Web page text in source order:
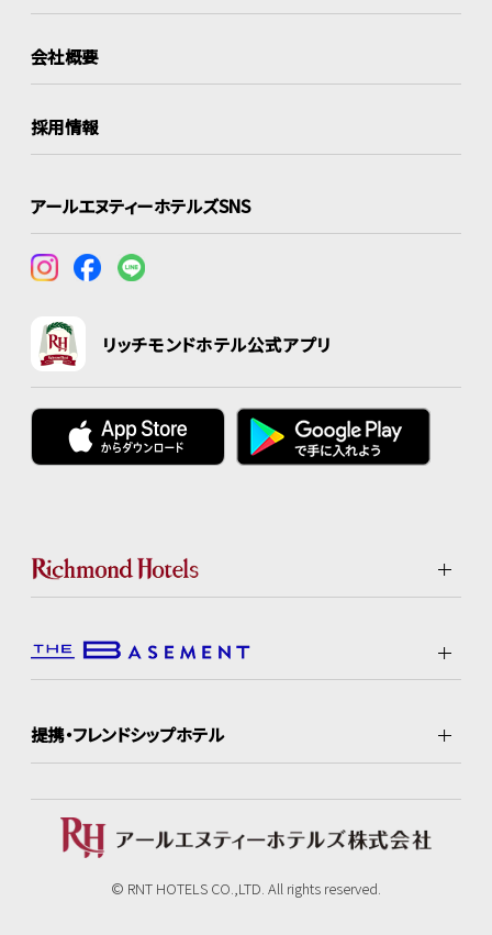
会社概要
採用情報
アールエヌティーホテルズSNS
リッチモンドホテル公式アプリ
提携・フレンドシップホテル
© RNT HOTELS CO.,LTD. All rights reserved.